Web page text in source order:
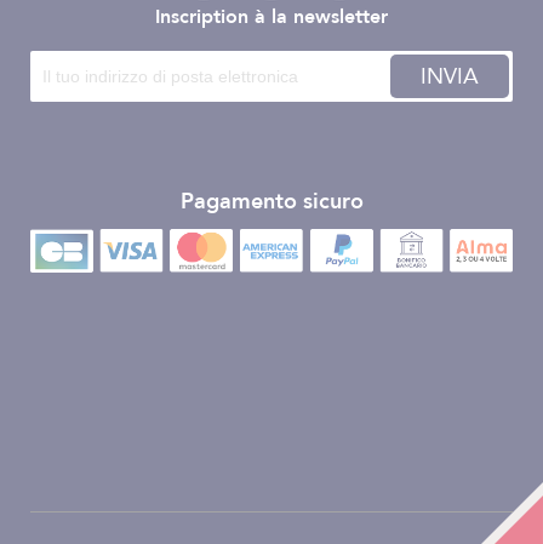
Inscription à la newsletter
INVIA
Pagamento sicuro